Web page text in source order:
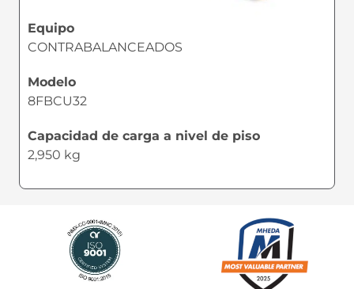
Equipo
CONTRABALANCEADOS
Modelo
8FBCU32
Capacidad de carga a nivel de piso
2,950 kg